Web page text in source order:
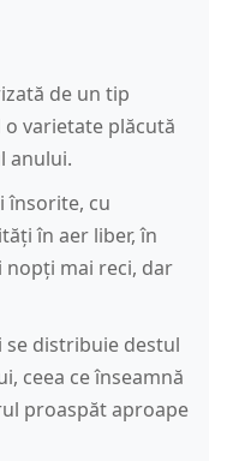
de un tip
varietate plăcută
anului.
însorite, cu
în aer liber, în
nopți mai reci, dar
distribuie destul
ceea ce înseamnă
proaspăt aproape